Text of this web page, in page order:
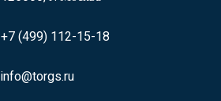
+7 (499) 112-15-18
info@torgs.ru